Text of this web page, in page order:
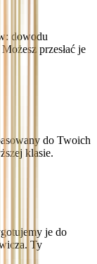
dowodu
przesłać je
do Twoich
klasie.
je do
Ty